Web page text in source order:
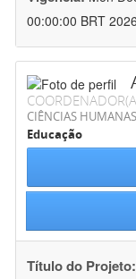
00:00:00 BRT 2026
CIÊNCIAS HUMANAS
Educação
Título do Projeto: